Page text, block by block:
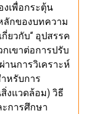
งเพื่อกระตุ้น
ลักของบทความ
ยวกับ“ อุปสรรค
เขาต่อการปรับ
นการวิเคราะห์
ำหรับการ
งแวดล้อม) วิธี
การศึกษา